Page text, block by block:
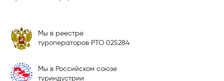
Мы в реестре
туроператоров РТО 025284
Мы в Российском союзе
туриндустрии